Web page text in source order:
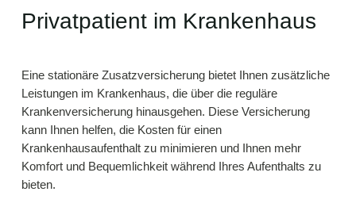
Privatpatient im Krankenhaus
Eine stationäre Zusatzversicherung bietet Ihnen zusätzliche
Leistungen im Krankenhaus, die über die reguläre
Krankenversicherung hinausgehen. Diese Versicherung
kann Ihnen helfen, die Kosten für einen
Krankenhausaufenthalt zu minimieren und Ihnen mehr
Komfort und Bequemlichkeit während Ihres Aufenthalts zu
bieten.